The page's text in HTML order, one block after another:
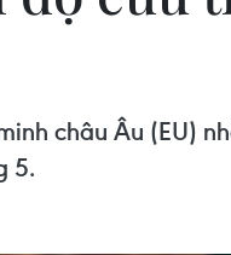
châu Âu (EU)
5.